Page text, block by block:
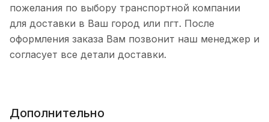
пожелания по выбору транспортной компании
для доставки в Ваш город или пгт. После
оформления заказа Вам позвонит наш менеджер и
согласует все детали доставки.
Дополнительно